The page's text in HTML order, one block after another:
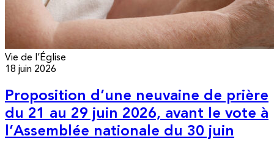
Vie de l’Église
18 juin 2026
Proposition d’une neuvaine de prière
du 21 au 29 juin 2026, avant le vote à
l’Assemblée nationale du 30 juin